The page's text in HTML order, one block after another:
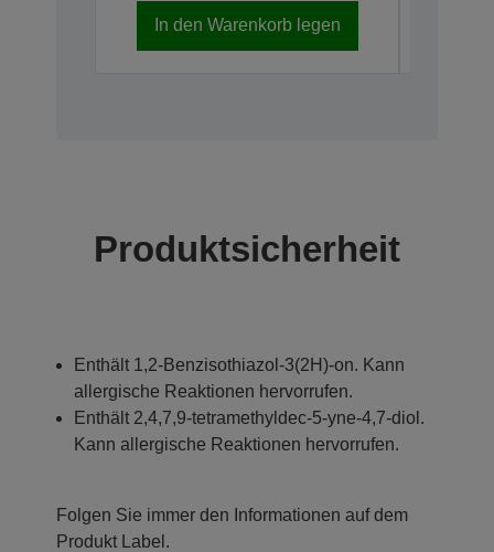
In den Warenkorb legen
Produktsicherheit
Enthält 1,2-Benzisothiazol-3(2H)-on. Kann
allergische Reaktionen hervorrufen.
Enthält 2,4,7,9-tetramethyldec-5-yne-4,7-diol.
Kann allergische Reaktionen hervorrufen.
Folgen Sie immer den Informationen auf dem
Produkt Label.